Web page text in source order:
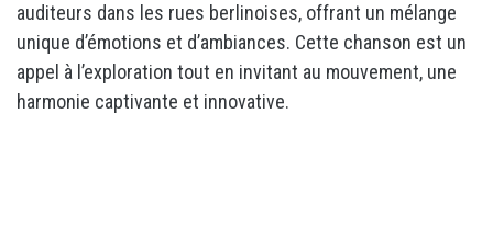
auditeurs dans les rues berlinoises, offrant un mélange
unique d’émotions et d’ambiances. Cette chanson est un
appel à l’exploration tout en invitant au mouvement, une
harmonie captivante et innovative.